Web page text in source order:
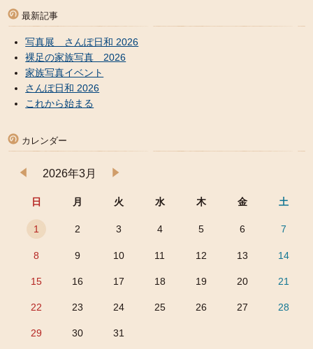
最新記事
写真展 さんぽ日和 2026
裸足の家族写真 2026
家族写真イベント
さんぽ日和 2026
これから始まる
カレンダー
2026年3月
日 月 火 水 木 金 土
1 2 3 4 5 6 7
8 9 10 11 12 13 14
15 16 17 18 19 20 21
22 23 24 25 26 27 28
29 30 31